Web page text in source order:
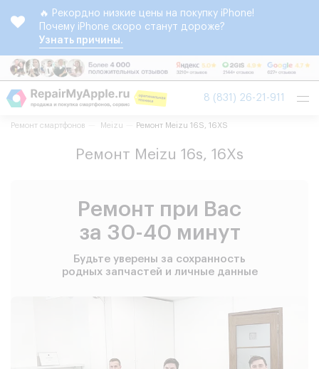
🔥 Рекордно низкие цены на покупку iPhone!
Почему iPhone скоро станут дороже?
Узнать причины.
8 (831) 26-21-911
Ремонт смартфонов Meizu Ремонт Meizu 16S, 16XS
Ремонт Meizu 16s, 16Xs
Ремонт при Вас
за 30-40 минут
Будьте уверены за сохранность
родных запчастей и личные данные